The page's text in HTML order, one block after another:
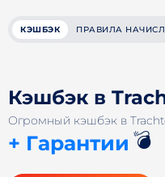
КЭШБЭК ПРАВИЛА
Кэшбэк в
Огромный кэшбэк в
+ Гарантии 💣